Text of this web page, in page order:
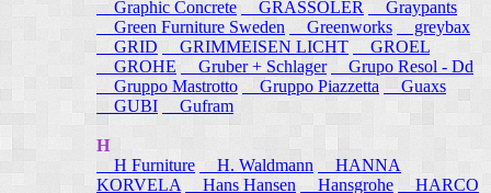
Graphic Concrete
GRASSOLER
Graypants
Green Furniture Sweden
Greenworks
greybax
GRID
GRIMMEISEN LICHT
GROEL
GROHE
Gruber + Schlager
Grupo Resol - Dd
Gruppo Mastrotto
Gruppo Piazzetta
Guaxs
GUBI
Gufram
H
H Furniture
H. Waldmann
HANNA
KORVELA
Hans Hansen Hansgrohe HARCO